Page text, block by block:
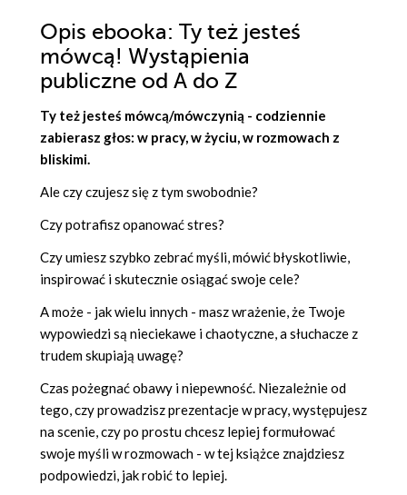
Opis ebooka: Ty też jesteś
mówcą! Wystąpienia
publiczne od A do Z
Ty też jesteś mówcą/mówczynią - codziennie
zabierasz głos: w pracy, w życiu, w rozmowach z
bliskimi.
Ale czy czujesz się z tym swobodnie?
Czy potrafisz opanować stres?
Czy umiesz szybko zebrać myśli, mówić błyskotliwie,
inspirować i skutecznie osiągać swoje cele?
A może - jak wielu innych - masz wrażenie, że Twoje
wypowiedzi są nieciekawe i chaotyczne, a słuchacze z
trudem skupiają uwagę?
Czas pożegnać obawy i niepewność. Niezależnie od
tego, czy prowadzisz prezentacje w pracy, występujesz
na scenie, czy po prostu chcesz lepiej formułować
swoje myśli w rozmowach - w tej książce znajdziesz
podpowiedzi, jak robić to lepiej.